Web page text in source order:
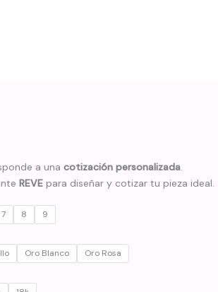
a una cotización personalizada.
REVE para diseñar y cotizar tu pieza ideal.
7 8 9
Oro Blanco Oro Rosa